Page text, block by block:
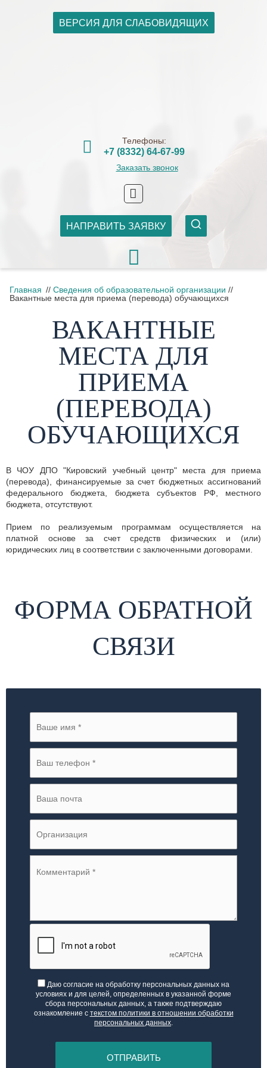
ВЕРСИЯ ДЛЯ СЛАБОВИДЯЩИХ
Телефоны:
+7 (8332) 64-67-99
Заказать звонок
НАПРАВИТЬ ЗАЯВКУ
Главная // Сведения об образовательной организации //
Вакантные места для приема (перевода) обучающихся
ВАКАНТНЫЕ
МЕСТА ДЛЯ
ПРИЕМА
(ПЕРЕВОДА)
ОБУЧАЮЩИХСЯ
В ЧОУ ДПО "Кировский учебный центр" места для приема
(перевода), финансируемые за счет бюджетных ассигнований
федерального бюджета, бюджета субъектов РФ, местного
бюджета, отсутствуют.
Прием по реализуемым программам осуществляется на
платной основе за счет средств физических и (или)
юридических лиц в соответствии с заключенными договорами.
ФОРМА ОБРАТНОЙ
СВЯЗИ
Даю согласие на обработку персональных данных на
условиях и для целей, определенных в указанной форме
сбора персональных данных, а также подтверждаю
ознакомление с текстом политики в отношении обработки
персональных данных.
ОТПРАВИТЬ